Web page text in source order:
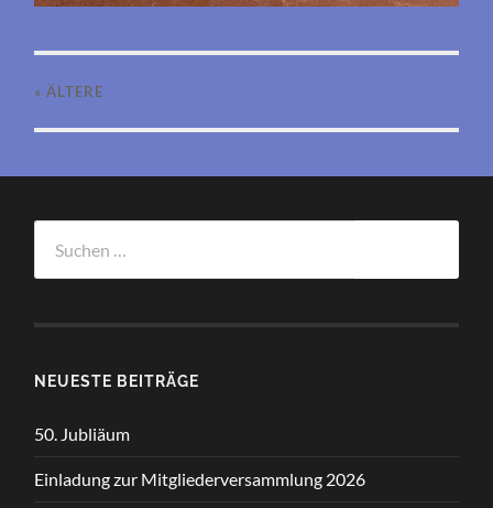
« ÄLTERE
nach:
NEUESTE BEITRÄGE
50. Jubliäum
Einladung zur Mitgliederversammlung 2026